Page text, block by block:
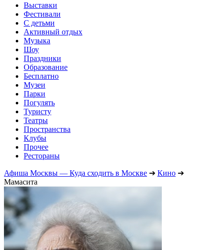
Выставки
Фестивали
С детьми
Активный отдых
Музыка
Шоу
Праздники
Образование
Бесплатно
Музеи
Парки
Погулять
Туристу
Театры
Пространства
Клубы
Прочее
Рестораны
Афиша Москвы — Куда сходить в Москве ➔ Кино ➔
Мамасита